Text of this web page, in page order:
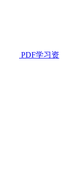
PDF学习资